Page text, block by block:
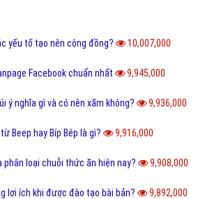
yếu tố tạo nên cộng đồng? 10,007,000
Facebook chuẩn nhất 9,945,000
ý nghĩa gì và có nên xăm không? 9,936,000
Beep hay Bíp Bép là gì? 9,916,000
phân loại chuỗi thức ăn hiện nay? 9,908,000
lợi ích khi được đào tạo bài bản? 9,892,000